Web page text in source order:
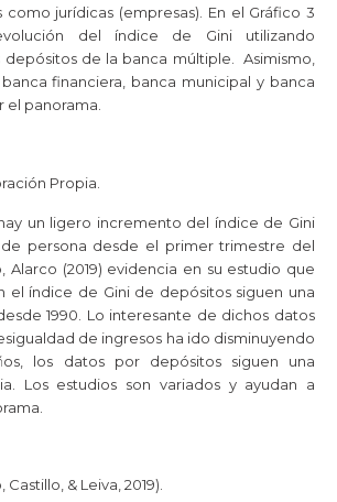
como jurídicas (empresas). En el Gráfico 3
del índice de Gini utilizando
depósitos de la banca múltiple. Asimismo,
financiera, banca municipal y banca
el panorama.
Propia.
un ligero incremento del índice de Gini
persona desde el primer trimestre del
Alarco (2019) evidencia en su estudio que
el índice de Gini de depósitos siguen una
1990. Lo interesante de dichos datos
de ingresos ha ido disminuyendo
los datos por depósitos siguen una
Los estudios son variados y ayudan a
& Leiva, 2019).